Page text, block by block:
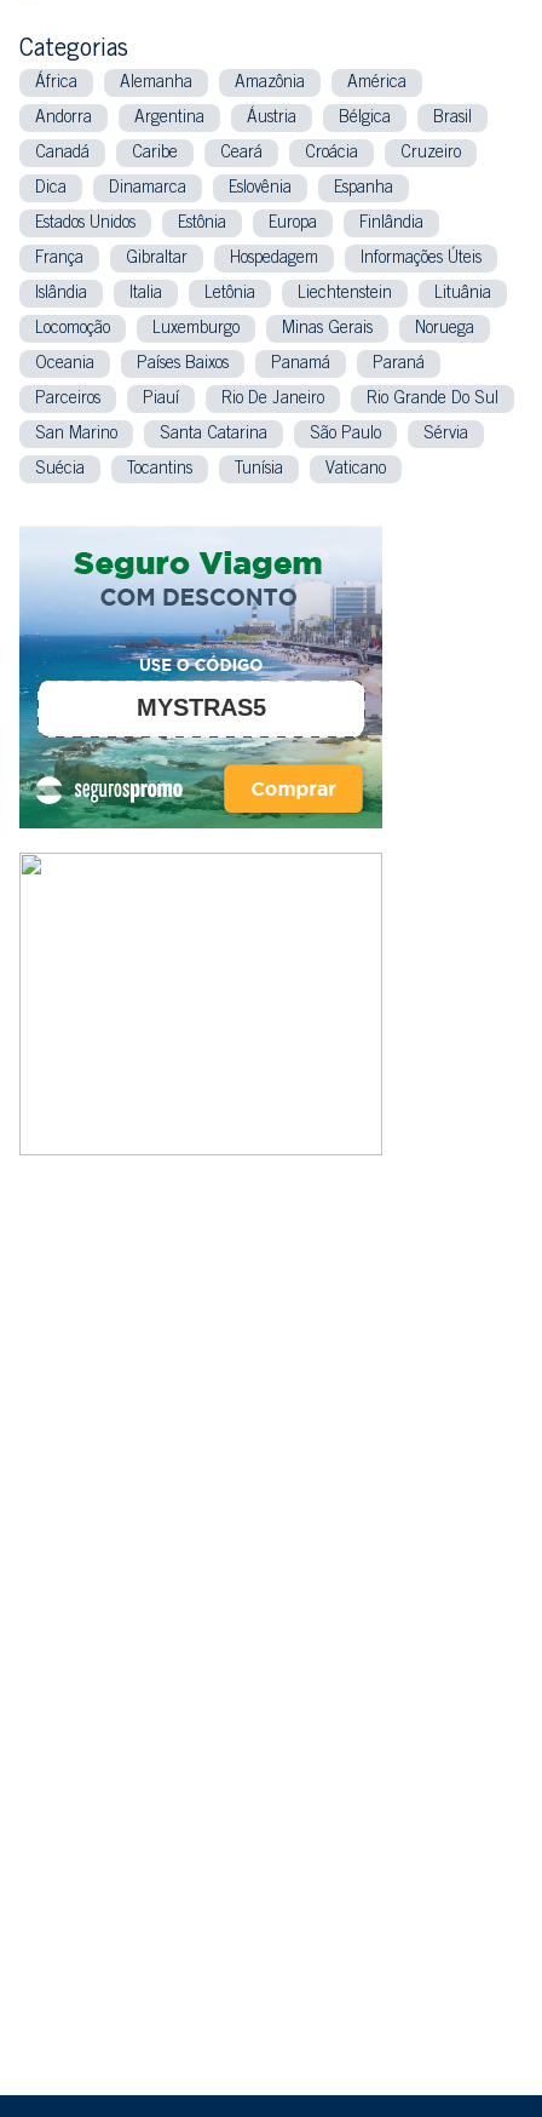
Categorias
África Alemanha Amazônia América
Andorra Argentina Áustria Bélgica Brasil
Canadá Caribe Ceará Croácia Cruzeiro
Dica Dinamarca Eslovênia Espanha
Estados Unidos Estônia Europa Finlândia
França Gibraltar Hospedagem Informações Úteis
Islândia Italia Letônia Liechtenstein Lituânia
Locomoção Luxemburgo Minas Gerais Noruega
Oceania Países Baixos Panamá Paraná
Parceiros Piauí Rio De Janeiro Rio Grande Do Sul
San Marino Santa Catarina São Paulo Sérvia
Suécia Tocantins Tunísia Vaticano
MYSTRAS5